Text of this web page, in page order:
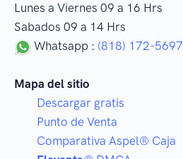
Lunes a Viernes 09 a 16 Hrs
Sabados 09 a 14 Hrs
Whatsapp : (818) 172-5697
Mapa del sitio
Descargar gratis
Punto de Venta
Comparativa Aspel® Caja